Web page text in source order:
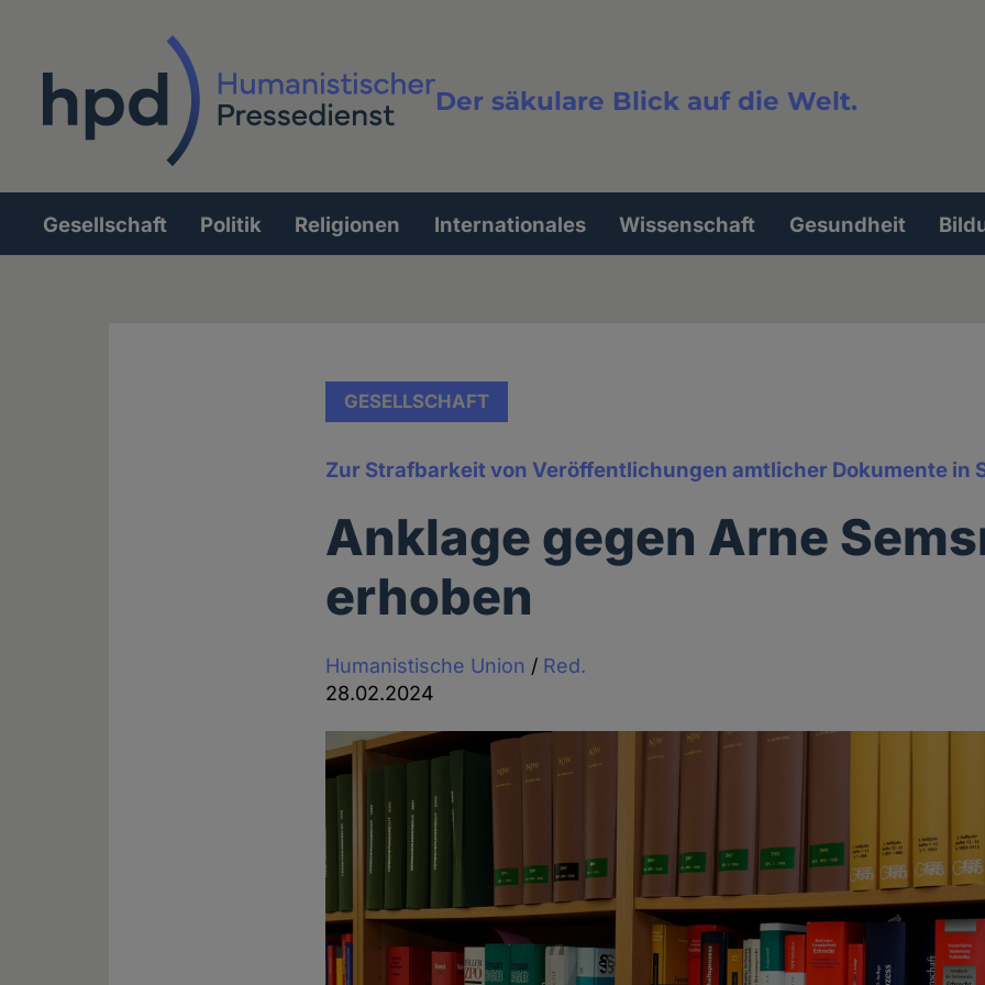
Der säkulare Blick auf die Welt.
Volltextsuche
Hauptnavigation
Gesellschaft Politik Religionen Internationales Wissenschaft Gesundheit
GESELLSCHAFT
Zur Strafbarkeit von Veröffentlichungen amtlicher Dokumente in
Anklage gegen Arne
erhoben
Humanistische Union / Red.
28.02.2024